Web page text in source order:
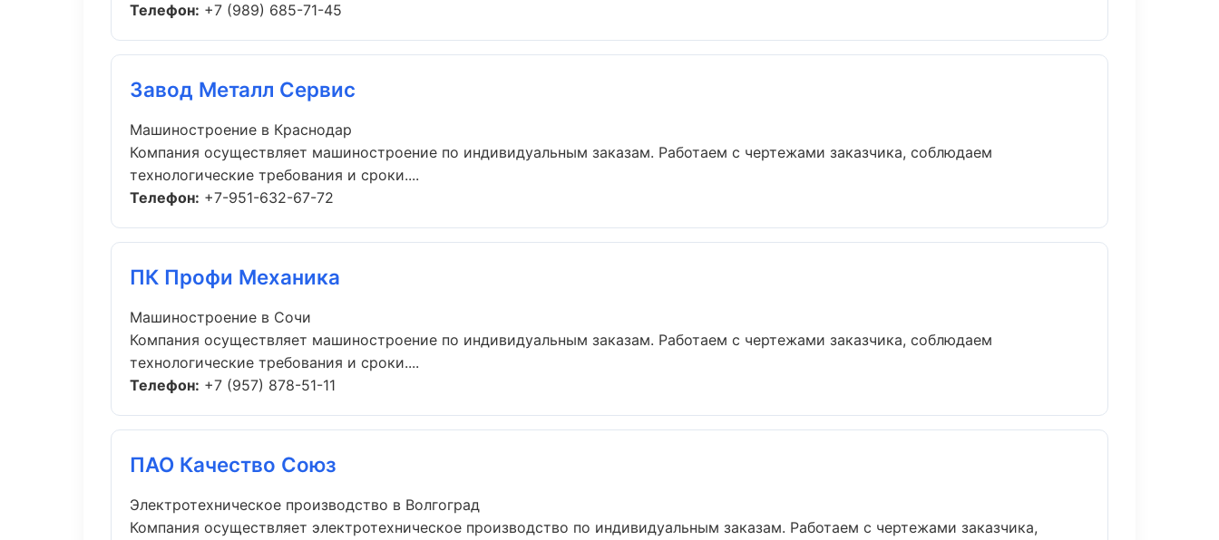
Телефон: +7 (989) 685-71-45
Завод Металл Сервис
Машиностроение в Краснодар
Компания осуществляет машиностроение по индивидуальным заказам. Работаем с чертежами заказчика, соблюдаем
технологические требования и сроки....
Телефон: +7-951-632-67-72
ПК Профи Механика
Машиностроение в Сочи
Компания осуществляет машиностроение по индивидуальным заказам. Работаем с чертежами заказчика, соблюдаем
технологические требования и сроки....
Телефон: +7 (957) 878-51-11
ПАО Качество Союз
Электротехническое производство в Волгоград
Компания осуществляет электротехническое производство по индивидуальным заказам. Работаем с чертежами заказчика,